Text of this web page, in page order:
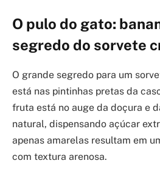
O pulo do gato:
segredo do sorvete
O grande segredo para um
está nas pintinhas pretas da
fruta está no auge da doçura e
natural, dispensando açúcar
apenas amarelas resultam em
com textura arenosa.